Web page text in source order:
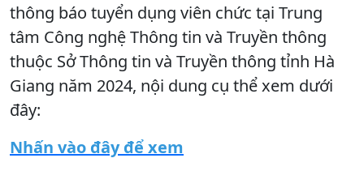
thông báo tuyển dụng viên chức tại Trung
tâm Công nghệ Thông tin và Truyền thông
thuộc Sở Thông tin và Truyền thông tỉnh Hà
Giang năm 2024, nội dung cụ thể xem dưới
đây:
Nhấn vào đây để xem